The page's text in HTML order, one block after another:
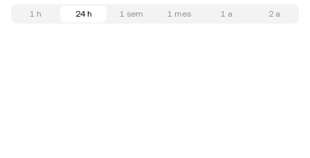
1 h 24 h 1 sem 1 mes 1 a 2 a